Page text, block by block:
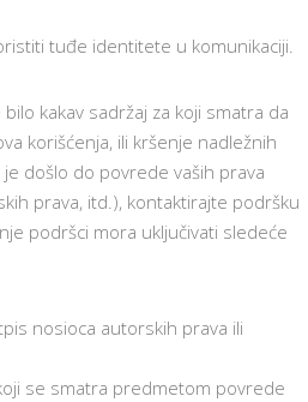
tuđe identitete u komunikaciji.
kakav sadržaj za koji smatra da
korišćenja, ili kršenje nadležnih
došlo do povrede vaših prava
prava, itd.), kontaktirajte podršku
podršci mora uključivati sledeće
nosioca autorskih prava ili
se smatra predmetom povrede